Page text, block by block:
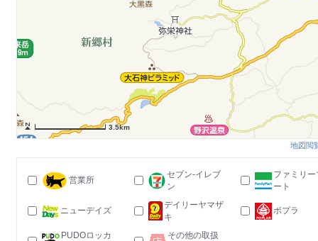
3.5km
地図閲
営業所
セブン-イレブ
ン
ファミリー
ート
ニューデイズ
デイリーヤマザ
キ
ポプラ
PUDOロッカ
その他の取扱